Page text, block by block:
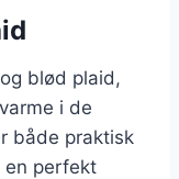
blød plaid,
i de
både praktisk
perfekt